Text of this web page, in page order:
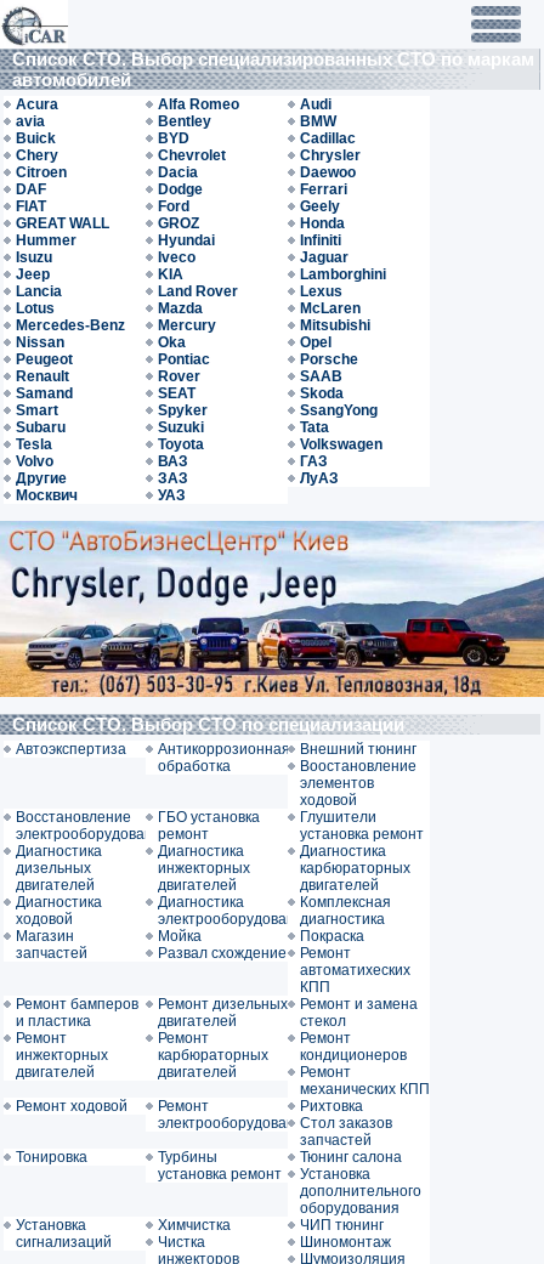
Список СТО. Выбор специализированных СТО по маркам
автомобилей
Acura Alfa Romeo
Audi
avia
Bentley
BMW
Buick
BYD
Cadillac
Chery
Chevrolet
Chrysler
Citroen
Dacia
Daewoo
DAF
Dodge
Ferrari
FIAT
Ford
Geely
GREAT WALL
GROZ
Honda
Hummer
Hyundai
Infiniti
Isuzu
Iveco
Jaguar
Jeep
KIA
Lamborghini
Lancia
Land Rover
Lexus
Lotus
Mazda
McLaren
Mercedes-Benz
Mercury
Mitsubishi
Nissan
Oka
Opel
Peugeot
Pontiac
Porsche
Renault
Rover
SAAB
Samand
SEAT
Skoda
Smart
Spyker
SsangYong
Subaru
Suzuki
Tata
Tesla
Toyota
Volkswagen
Volvo
ВАЗ
ГАЗ
Другие
ЗАЗ
ЛуАЗ
Москвич
УАЗ
Список СТО. Выбор СТО по специализации
Автоэкспертиза
Антикоррозионная
обработка
Внешний тюнинг
Воостановление
элементов
ходовой
Восстановление
электрооборудования
ГБО установка
ремонт
Глушители
установка ремонт
Диагностика
дизельных
двигателей
Диагностика
инжекторных
двигателей
Диагностика
карбюраторных
двигателей
Диагностика
ходовой
Диагностика
электрооборудования
Комплексная
диагностика
Магазин
запчастей
Мойка
Покраска
Развал схождение
Ремонт
автоматихеских
КПП
Ремонт бамперов
и пластика
Ремонт дизельных
двигателей
Ремонт и замена
стекол
Ремонт
инжекторных
двигателей
Ремонт
карбюраторных
двигателей
Ремонт
кондиционеров
Ремонт
механических КПП
Ремонт ходовой
Ремонт
электрооборудования
Рихтовка
Стол заказов
запчастей
Тонировка
Турбины
установка ремонт
Тюнинг салона
Установка
дополнительного
оборудования
Установка
сигнализаций
Химчистка
ЧИП тюнинг
Чистка
инжекторов
Шиномонтаж
Шумоизоляция